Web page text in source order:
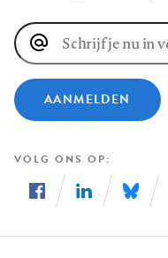
E-
mailadres
AANMELDEN
VOLG ONS OP
ons
ons
ons